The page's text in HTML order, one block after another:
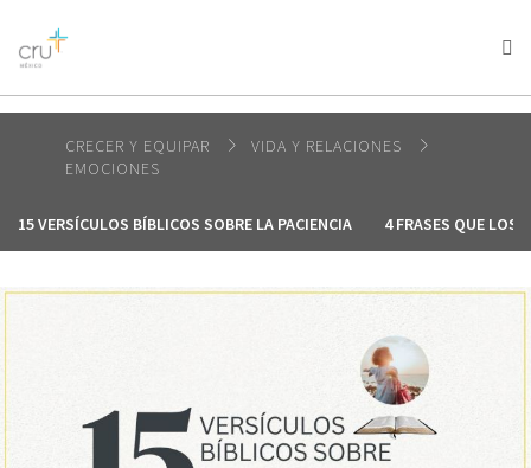
AFRICA
AMERICA / CARIBBEAN
OCEANIA
CRECER Y EQUIPAR
VIDA Y RELACIONES
EMOCIONES
15 VERSÍCULOS BÍBLICOS SOBRE LA PACIENCIA 4 FRASES QUE LOS